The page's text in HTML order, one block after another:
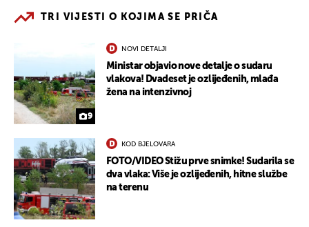
TRI VIJESTI O KOJIMA SE PRIČA
9
NOVI DETALJI
Ministar objavio nove detalje o sudaru
vlakova! Dvadeset je ozlijeđenih, mlađa
žena na intenzivnoj
KOD BJELOVARA
FOTO/VIDEO Stižu prve snimke! Sudarila se
dva vlaka: Više je ozlijeđenih, hitne službe
na terenu